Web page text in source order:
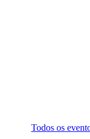
Todos os